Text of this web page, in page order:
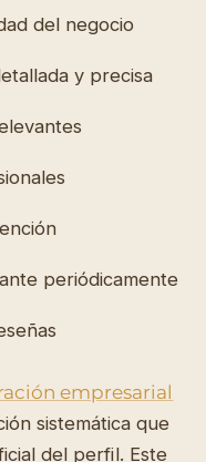
del negocio
y precisa
periódicamente
empresarial
sistemática que
del perfil. Este